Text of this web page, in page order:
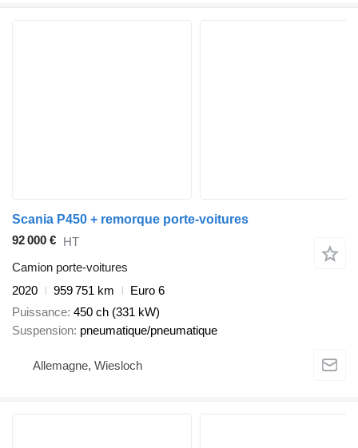
Scania P450 + remorque porte-voitures
92 000 € HT
Camion porte-voitures
2020
959 751 km
Euro 6
Puissance 450 ch (331 kW)
Suspension pneumatique/pneumatique
Allemagne, Wiesloch